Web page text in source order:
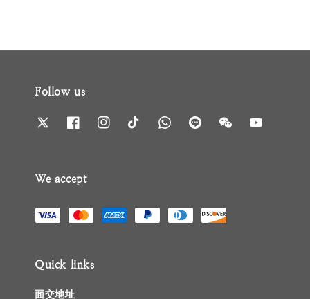
Follow us
We accept
Quick links
面交地址